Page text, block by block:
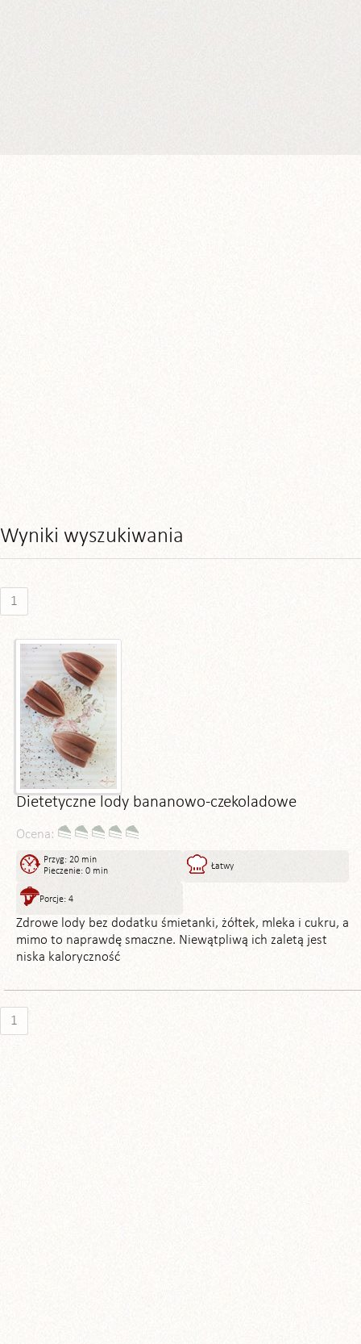
Wyniki wyszukiwania
1
Dietetyczne lody bananowo-czekoladowe
Ocena:
Przyg: 20 min
Pieczenie: 0 min
Łatwy
Porcje: 4
Zdrowe lody bez dodatku śmietanki, żółtek, mleka i cukru, a
mimo to naprawdę smaczne. Niewątpliwą ich zaletą jest
niska kaloryczność
1